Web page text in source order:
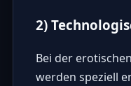
2)
Bei der
werden speziell